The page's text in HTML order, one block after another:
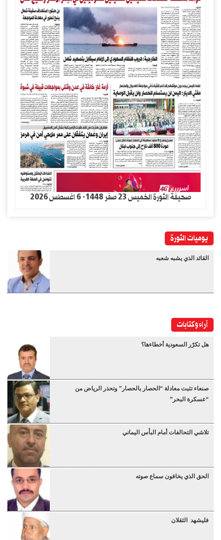
صحيفة الثورة الخميس 23 صفر 1448- 6 اغسطس 2026
يوميات الثورة
القائد الذي يشبه شعبه
آراء وكتابات
هل تكرّر السعودية أخطاءها؟
صنعاء تثبت معادلة “الحصار بالحصار” وتحذر الرياض من
“عسكرة البحر”
تلاشي التحالفات أمام البأس اليماني
الحق الذي يخافون سماع صوته
فليشهد الثقلان